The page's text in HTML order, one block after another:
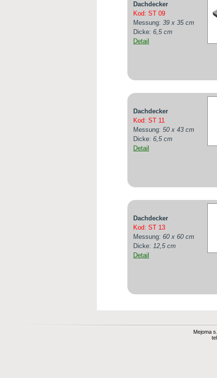
Dachdecker
Kod: ST 09
Messung: 39 x 35 cm
Dicke: 6,5 cm
Detail
Dachdecker
Kod: ST 11
Messung: 50 x 43 cm
Dicke: 6,5 cm
Detail
Dachdecker
Kod: ST 13
Messung: 60 x 60 cm
Dicke: 12,5 cm
Detail
Mejoma